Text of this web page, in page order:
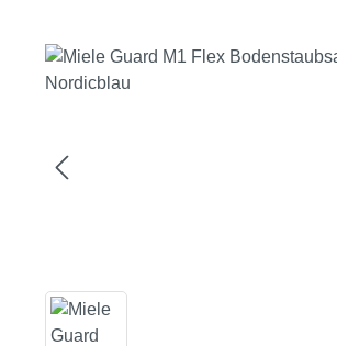
Bildergalerie überspringen